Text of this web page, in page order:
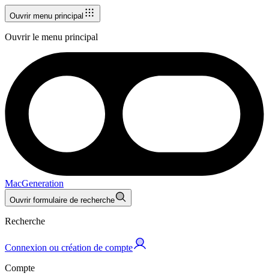
Ouvrir menu principal
Ouvrir le menu principal
MacGeneration
Ouvrir formulaire de recherche
Recherche
Connexion ou création de compte
Compte